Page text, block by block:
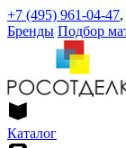
+7 (495) 961-04-47
Бренды Подбор
Каталог